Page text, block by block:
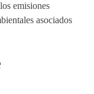
emisiones
asociados